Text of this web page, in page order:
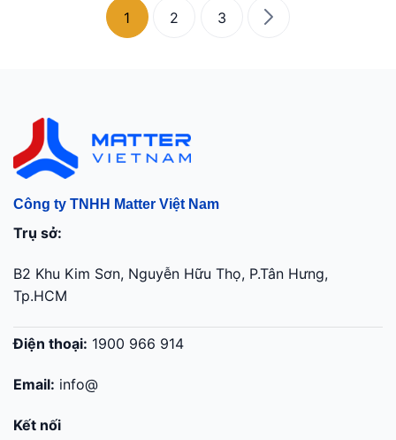
1 2 3
Công ty TNHH Matter Việt Nam
Trụ sở:
B2 Khu Kim Sơn, Nguyễn Hữu Thọ, P.Tân Hưng,
Tp.HCM
Điện thoại: 1900 966 914
Email: info@
Kết nối